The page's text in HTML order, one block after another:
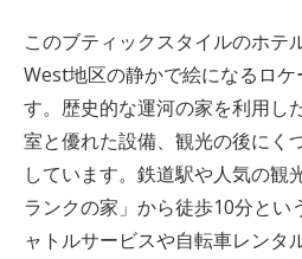
このブティックスタイルのホ
West地区の静かで絵になるロケ
す。歴史的な運河の家を利用し
室と優れた設備、観光の後にく
しています。鉄道駅や人気の観
ランクの家」から徒歩10分とい
ャトルサービスや自転車レンタ